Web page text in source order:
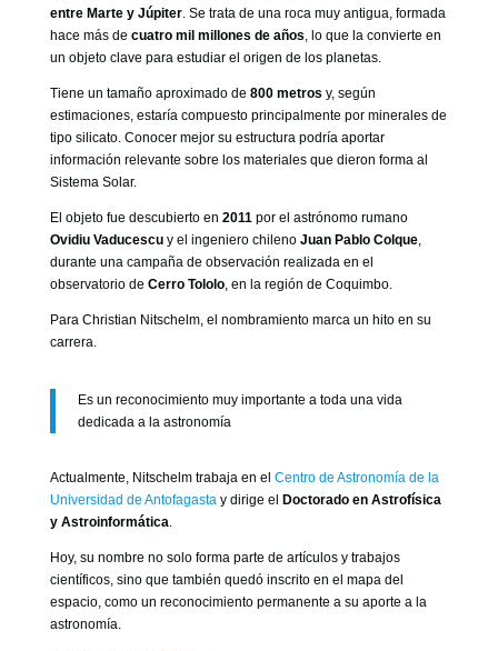
entre Marte y Júpiter. Se trata de una roca muy antigua, formada
hace más de cuatro mil millones de años, lo que la convierte en
un objeto clave para estudiar el origen de los planetas.
Tiene un tamaño aproximado de 800 metros y, según
estimaciones, estaría compuesto principalmente por minerales de
tipo silicato. Conocer mejor su estructura podría aportar
información relevante sobre los materiales que dieron forma al
Sistema Solar.
El objeto fue descubierto en 2011por el astrónomo rumano
Ovidiu Vaducescuy el ingeniero chileno Juan Pablo Colque,
durante una campaña de observación realizada en el
observatorio de Cerro Tololo, en la región de Coquimbo.
Para Christian Nitschelm, el nombramiento marca un hito en su
carrera.
Es un reconocimiento muy importante a toda una vida
dedicada a la astronomía
Actualmente, Nitschelm trabaja en el Centro de Astronomía de la
Universidad de Antofagastay dirige el
Doctorado en Astrofísica
y Astroinformática.
Hoy, su nombre no solo forma parte de artículos y trabajos
científicos, sino que también quedó inscrito en el mapa del
espacio, como un reconocimiento permanente a su aporte a la
astronomía.